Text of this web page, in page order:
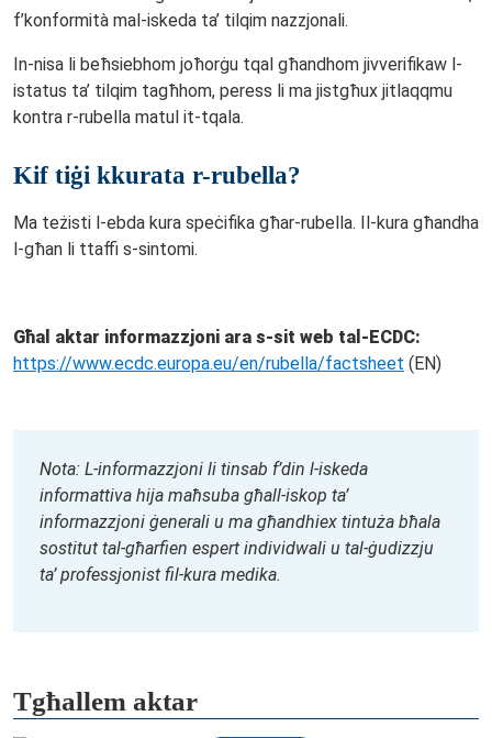
f’konformità mal-iskeda ta’ tilqim nazzjonali.
In-nisa li beħsiebhom joħorġu tqal għandhom jivverifikaw l-
istatus ta’ tilqim tagħhom, peress li ma jistgħux jitlaqqmu
kontra r-rubella matul it-tqala.
Kif tiġi kkurata r-rubella?
Ma teżisti l-ebda kura speċifika għar-rubella. Il-kura għandha
l-għan li ttaffi s-sintomi.
Għal aktar informazzjoni ara s-sit web tal-ECDC:
https://www.ecdc.europa.eu/en/rubella/factsheet (EN)
Nota: L-informazzjoni li tinsab f’din l-iskeda
informattiva hija maħsuba għall-iskop ta’
informazzjoni ġenerali u ma għandhiex tintuża bħala
sostitut tal-għarfien espert individwali u tal-ġudizzju
ta’ professjonist fil-kura medika.
Tgħallem aktar